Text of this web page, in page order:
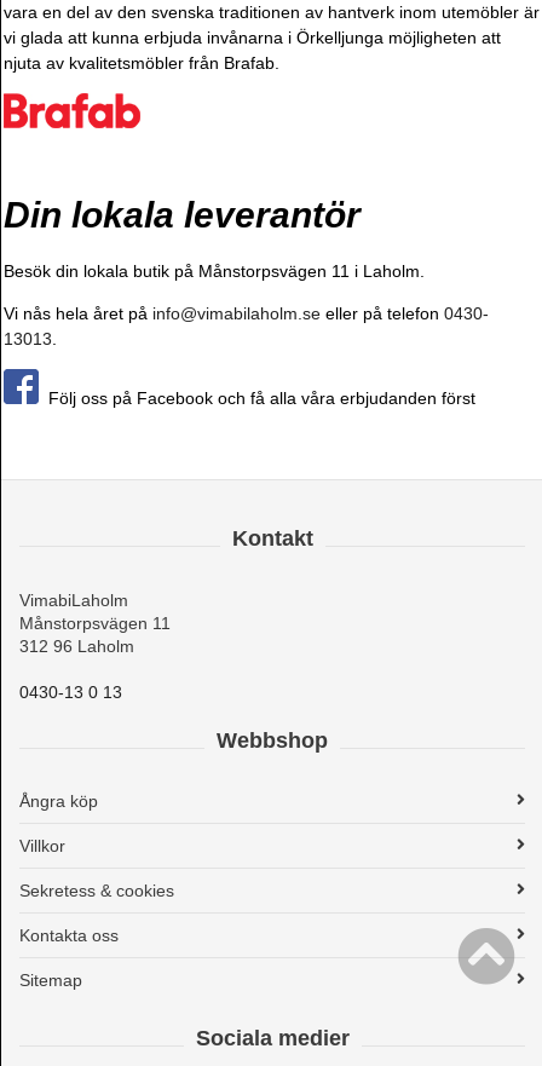
vara en del av den svenska traditionen av hantverk inom utemöbler är
vi glada att kunna erbjuda invånarna i Örkelljunga möjligheten att
njuta av kvalitetsmöbler från Brafab.
Din lokala leverantör
Besök din lokala butik på Månstorpsvägen 11 i Laholm.
Vi nås hela året på info@vimabilaholm.se eller på telefon 0430-
13013
Följ oss på Facebook och få alla våra erbjudanden först
Kontakt
VimabiLaholm
Månstorpsvägen 11
312 96 Laholm
0430-13 0 13
Webbshop
Ångra köp
Villkor
Sekretess & cookies
Kontakta oss
Sitemap
Sociala medier